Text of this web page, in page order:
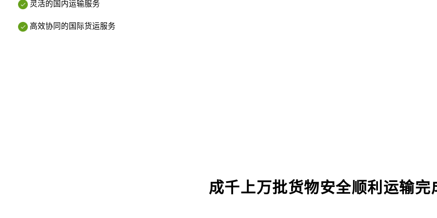
灵活的国内运输服务
高效协同的国际货运服务
成千上万批货物安全顺利运输完